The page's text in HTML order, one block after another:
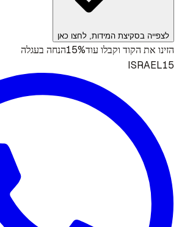
לצפייה בסקיצת המידות, לחצו כאן
הזינו את הקוד וקבלו עוד15%הנחה בעגלה
ISRAEL15